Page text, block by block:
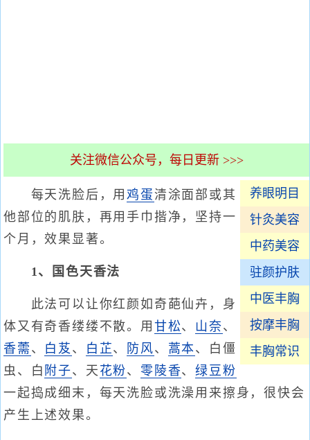
关注微信公众号，每日更新 >>>
养眼明目
针灸美容
中药美容
驻颜护肤
中医丰胸
按摩丰胸
丰胸常识
每天洗脸后，用鸡蛋 清涂面部或其
他部位的肌肤，再用手巾揩净，坚持一
个月，效果显著。
1、国色天香法
此法可以让你红颜如奇葩仙卉，身
体又有奇香缕缕不散。用 甘松、 山奈、
香薷 、 白芨 、 白芷、 防风、 蒿本、白僵
虫、白 附子、天 花粉、零陵香、绿豆粉
一起捣成细末，每天洗脸或洗澡用来擦身，很快会
产生上述效果。